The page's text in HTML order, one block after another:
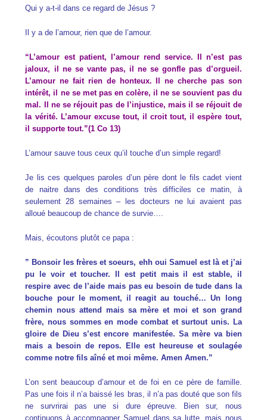
Qui y a-t-il dans ce regard de Jésus ?
Il y a de l’amour, rien que de l’amour.
“L’amour est patient, l’amour rend service. Il n’est pas
jaloux, il ne se vante pas, il ne se gonfle pas d’orgueil.
L’amour ne fait rien de honteux. Il ne cherche pas son
intérêt, il ne se met pas en colère, il ne se souvient pas du
mal. Il ne se réjouit pas de l’injustice, mais il se réjouit de
la vérité. L’amour excuse tout, il croit tout, il espère tout,
il supporte tout.”(1 Co 13)
L’amour sauve tous ceux qu’il touche d’un simple regard!
Je lis ces quelques paroles d’un père dont le fils cadet vient
de naitre dans des conditions très difficiles ce matin, à
seulement 28 semaines – les docteurs ne lui avaient pas
alloué beaucoup de chance de survie….
Mais, écoutons plutôt ce papa :
” Bonsoir les frères et soeurs, ehh oui Samuel est là et j’ai
pu le voir et toucher. Il est petit mais il est stable, il
respire avec de l’aide mais pas eu besoin de tude dans la
bouche pour le moment, il reagit au touché… Un long
chemin nous attend mais sa mère et moi et son grand
frère, nous sommes en mode combat et surtout unis. La
gloire de Dieu s’est encore manifestée. Sa mère va bien
mais a besoin de repos. Elle est heureuse et soulagée
comme notre fils aîné et moi même. Amen Amen.”
L’on sent beaucoup d’amour et de foi en ce père de famille.
Pas une fois il n’a baissé les bras, il n’a pas douté que son fils
ne survrirai pas une si dure épreuve. Bien sur, nous
continuons à accompagner Samuel dans sa lutte, mais nous